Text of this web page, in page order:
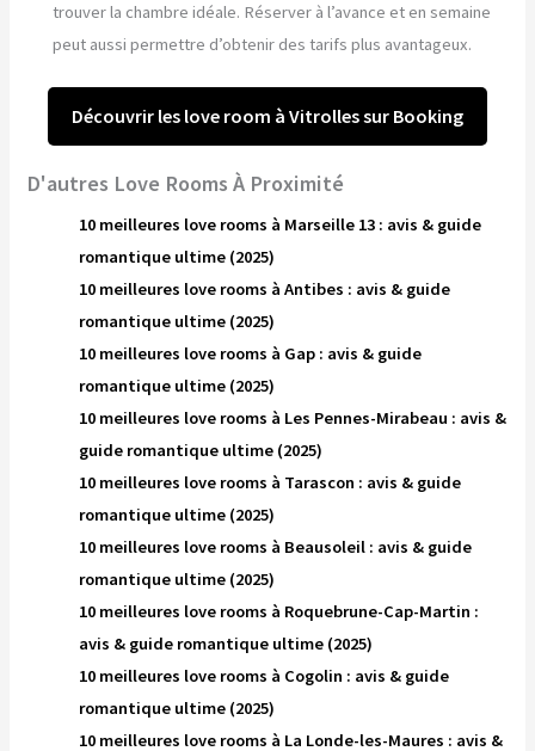
trouver la chambre idéale. Réserver à l’avance et en semaine
peut aussi permettre d’obtenir des tarifs plus avantageux.
Découvrir les love room à Vitrolles sur Booking
D'autres Love Rooms À Proximité
10 meilleures love rooms à Marseille 13 : avis & guide
romantique ultime (2025)
10 meilleures love rooms à Antibes : avis & guide
romantique ultime (2025)
10 meilleures love rooms à Gap : avis & guide
romantique ultime (2025)
10 meilleures love rooms à Les Pennes-Mirabeau : avis &
guide romantique ultime (2025)
10 meilleures love rooms à Tarascon : avis & guide
romantique ultime (2025)
10 meilleures love rooms à Beausoleil : avis & guide
romantique ultime (2025)
10 meilleures love rooms à Roquebrune-Cap-Martin :
avis & guide romantique ultime (2025)
10 meilleures love rooms à Cogolin : avis & guide
romantique ultime (2025)
10 meilleures love rooms à La Londe-les-Maures : avis &